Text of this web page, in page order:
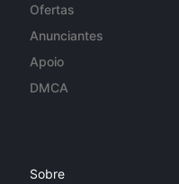
Ofertas
Anunciantes
Apoio
DMCA
Sobre